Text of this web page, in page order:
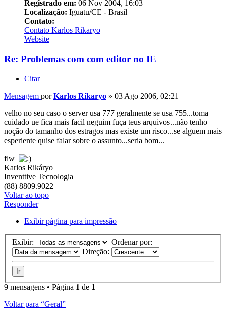
Registrado em: 06 Nov 2004, 16:03
Localização: Iguatu/CE - Brasil
Contato:
Contato Karlos Rikaryo
Website
Re: Problemas com com editor no IE
Citar
Mensagem porKarlos Rikaryo » 03 Ago 2006, 02:21
velho no seu caso o server usa 777 geralmente se usa 755...toma
cuidado ue fica mais facil neguim fuça teus arquivos...não tenho
noção do tamanho dos estragos mas existe um risco...se alguem mais
esperiente quise falar sobre o assunto...seria bom...
flw
Karlos Rikáryo
Inventtive Tecnologia
(88) 8809.9022
Voltar ao topo
Responder
Exibir página para impressão
Exibir:
Ordenar por:
Direção:
9 mensagens • Página 1 de 1
Voltar para “Geral”